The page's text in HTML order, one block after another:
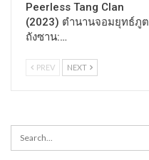
Peerless Tang Clan
(2023) ตำนานจอมยุทธ์ภูต
ถังซาน:…
PREV NEXT